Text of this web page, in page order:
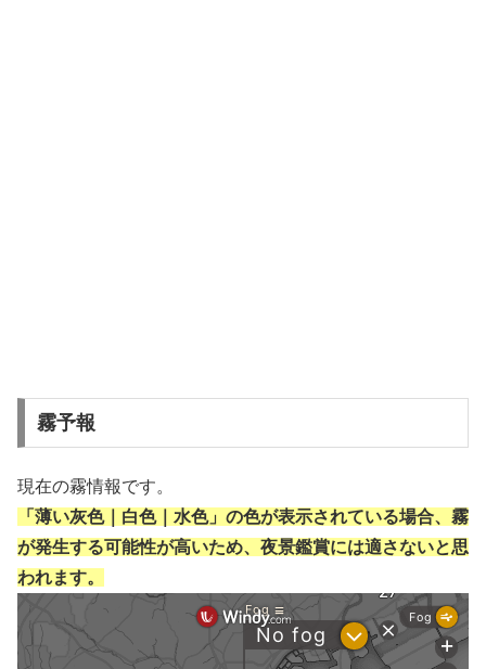
霧予報
現在の霧情報です。
「薄い灰色｜白色｜水色」の色が表示されている場合、霧
が発生する可能性が高いため、夜景鑑賞には適さないと思
われます。